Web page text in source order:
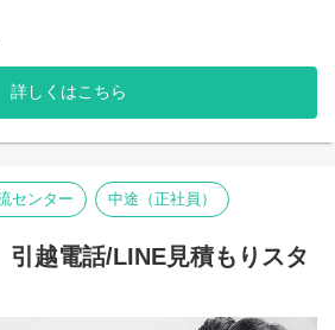
上げの大きなやりがいを感じることが
助業務だけでなく、商品研修を他スタ
の業務も能力、適正に応じてご担当い
あるため、自身がもつ様々な強みや特
多く、自身のスキルアップや成長に繋
。
、様々な分野の商品知識や査定知識を学
イフ・バランスを保ち安心して長く働
ます。
）雑貨・インテリア用品等の査定資料
カスタマーサポートスタッフ等複数名
）
メンバーと意思疎通を図りながら就業
やすい環境がありますので、積極的な
す。
ど）の査定業務、査定補助業務を行い
事業所（戸田サービスセンター）
認を行い社用車（軽自動車）にて出発
訪問（1件目）
り
訪問（2件目）
詳しくはこちら
センター 中途（正社員）
越電話/LINE見積もりスタ